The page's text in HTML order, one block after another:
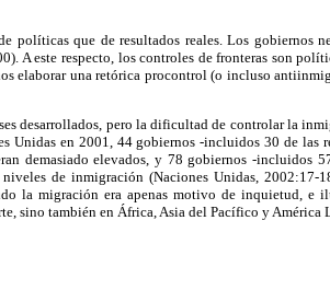
políticas que de resultados reales. Los gobiernos
A este respecto, los controles de fronteras son
elaborar una retórica procontrol (o incluso
desarrollados, pero la dificultad de controlar la
Unidas en 2001, 44 gobiernos -incluidos 30 de las
demasiado elevados, y 78 gobiernos -incluidos
de inmigración (Naciones Unidas, 2002:17-
la migración era apenas motivo de inquietud, e
sino también en África, Asia del Pacífico y América